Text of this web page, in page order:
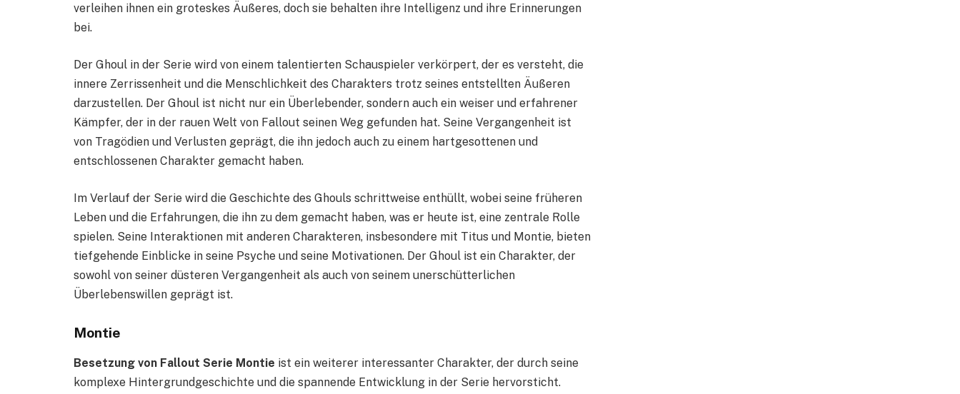
verleihen ihnen ein groteskes Äußeres, doch sie behalten ihre Intelligenz und ihre Erinnerungen
bei.
Der Ghoul in der Serie wird von einem talentierten Schauspieler verkörpert, der es versteht, die
innere Zerrissenheit und die Menschlichkeit des Charakters trotz seines entstellten Äußeren
darzustellen. Der Ghoul ist nicht nur ein Überlebender, sondern auch ein weiser und erfahrener
Kämpfer, der in der rauen Welt von Fallout seinen Weg gefunden hat. Seine Vergangenheit ist
von Tragödien und Verlusten geprägt, die ihn jedoch auch zu einem hartgesottenen und
entschlossenen Charakter gemacht haben.
Im Verlauf der Serie wird die Geschichte des Ghouls schrittweise enthüllt, wobei seine früheren
Leben und die Erfahrungen, die ihn zu dem gemacht haben, was er heute ist, eine zentrale Rolle
spielen. Seine Interaktionen mit anderen Charakteren, insbesondere mit Titus und Montie, bieten
tiefgehende Einblicke in seine Psyche und seine Motivationen. Der Ghoul ist ein Charakter, der
sowohl von seiner düsteren Vergangenheit als auch von seinem unerschütterlichen
Überlebenswillen geprägt ist.
Montie
Besetzung von Fallout Serie Montie ist ein weiterer interessanter Charakter, der durch seine
komplexe Hintergrundgeschichte und die spannende Entwicklung in der Serie hervorsticht.